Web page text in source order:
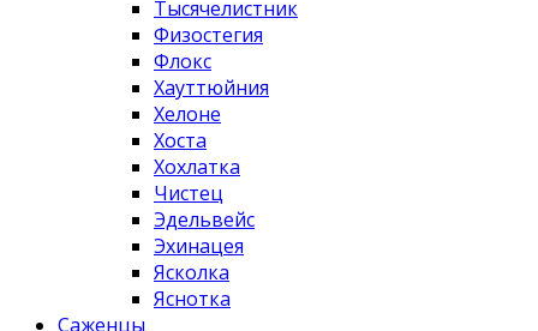
Тысячелистник
Физостегия
Флокс
Хауттюйния
Хелоне
Хоста
Хохлатка
Чистец
Эдельвейс
Эхинацея
Ясколка
Яснотка
Саженцы